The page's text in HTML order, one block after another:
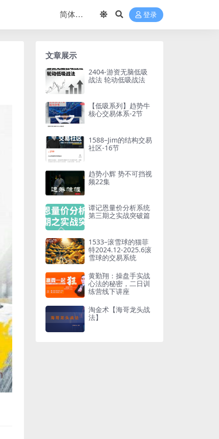
登录
文章展示
2404-游资无脑低吸
战法 轮动低吸战法
【低吸系列】趋势牛
核心交易体系-2节
1588–Jim的结构交易
社区-16节
趋势小辉 势不可挡视
频22集
谭记恩量价分析系统
第三期之实战突破篇
1533–滚雪球的猫菲
特2024.12-2025.6滚
雪球的交易系统
黄勤翔：操盘手实战
心法的秘密，二日训
练营线下讲座
淘金术【海哥龙头战
法】